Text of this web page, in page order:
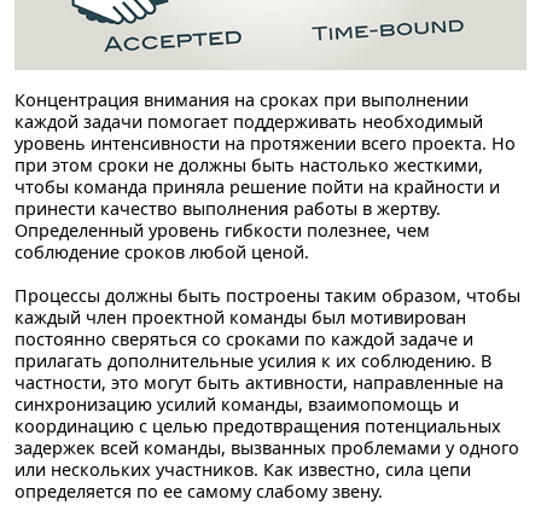
Концентрация внимания на сроках при выполнении
каждой задачи помогает поддерживать необходимый
уровень интенсивности на протяжении всего проекта. Но
при этом сроки не должны быть настолько жесткими,
чтобы команда приняла решение пойти на крайности и
принести качество выполнения работы в жертву.
Определенный уровень гибкости полезнее, чем
соблюдение сроков любой ценой.
Процессы должны быть построены таким образом, чтобы
каждый член проектной команды был мотивирован
постоянно сверяться со сроками по каждой задаче и
прилагать дополнительные усилия к их соблюдению. В
частности, это могут быть активности, направленные на
синхронизацию усилий команды, взаимопомощь и
координацию с целью предотвращения потенциальных
задержек всей команды, вызванных проблемами у одного
или нескольких участников. Как известно, сила цепи
определяется по ее самому слабому звену.